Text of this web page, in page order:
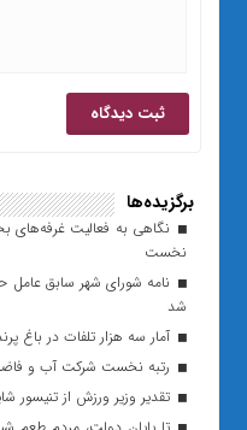
برگزیده‌ها
نخست
نامه شورای شهر سابق
شد
آمار سه هزار تلفات در باغ
رتبه نخست شرکت آب و
تقدیر وزیر ورزش از تنیسور